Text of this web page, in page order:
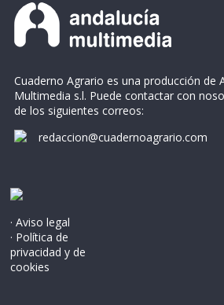
Cuaderno Agrario es una producción de
Multimedia s.l. Puede contactar con
de los siguientes correos:
redaccion@cuadernoagrario.com
· Aviso legal
· Política de
privacidad y de
cookies